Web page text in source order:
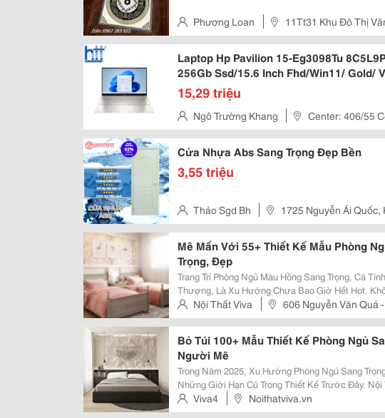
Phương Loan 11Tt31 Khu Đô Thị
Laptop Hp Pavilion 15-Eg3098Tu
256Gb Ssd/15.6 Inch Fhd/Win11/ Gold/
15,29 triệu
Ngô Trường Khang
Center: 406/55
Quận Tân Bình, Thành Phố Hồ Chí Minh
Cửa Nhựa Abs Sang Trọng Đẹp Bền
3,55 triệu
Thảo Sgd Bh
1725 Nguyễn Ái
Tân Tiến , Thành Phố Biên Hòa
Mê Mẩn Với 55+ Thiết Kế Mẫu Phòng
Trọng, Đẹp
Trang Trí Phòng Ngủ Màu Hồng Sang Trọng, Cá
Thượng, Là Xu Hướng Chưa Bao Giờ Hết Hot.
Bé Gái, Mà Đây Còn Là Sự Lựa Chọn Được Nhiều
Cùng Nội Thất Viva Tham Khảo Ngay Những Ý...
Nội Thất Viva
606 Nguyễn Văn Quá
Thuận
Bỏ Túi 100+ Mẫu Thiết Kế Phòng Ngủ
Người Mê
Trong Năm 2025, Xu Hướng Phòng Ngủ Sang
Những Giới Hạn Cũ Trong Thiết Kế Trước Đây.
Đến Bạn Rất Nhiều Mẫu Decor Phòng Ngủ Sang
Cổ Điển, Hiện Đại, Cho Chung Cư,...
Viva4 Noithatviva.vn